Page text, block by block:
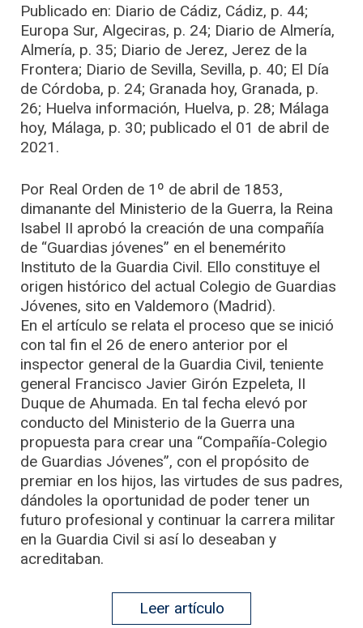
Publicado en: Diario de Cádiz, Cádiz, p. 44;
Europa Sur, Algeciras, p. 24; Diario de Almería,
Almería, p. 35; Diario de Jerez, Jerez de la
Frontera; Diario de Sevilla, Sevilla, p. 40; El Día
de Córdoba, p. 24; Granada hoy, Granada, p.
26; Huelva información, Huelva, p. 28; Málaga
hoy, Málaga, p. 30; publicado el 01 de abril de
2021.
Por Real Orden de 1º de abril de 1853,
dimanante del Ministerio de la Guerra, la Reina
Isabel II aprobó la creación de una compañía
de “Guardias jóvenes” en el benemérito
Instituto de la Guardia Civil. Ello constituye el
origen histórico del actual Colegio de Guardias
Jóvenes, sito en Valdemoro (Madrid).
En el artículo se relata el proceso que se inició
con tal fin el 26 de enero anterior por el
inspector general de la Guardia Civil, teniente
general Francisco Javier Girón Ezpeleta, II
Duque de Ahumada. En tal fecha elevó por
conducto del Ministerio de la Guerra una
propuesta para crear una “Compañía-Colegio
de Guardias Jóvenes”, con el propósito de
premiar en los hijos, las virtudes de sus padres,
dándoles la oportunidad de poder tener un
futuro profesional y continuar la carrera militar
en la Guardia Civil si así lo deseaban y
acreditaban.
Leer artículo